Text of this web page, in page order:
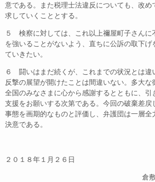
意である。また税理士法違反についても、改め
求していくこととする。
５ 検察に対しては、これ以上禰屋町子さんに
を強いることがないよう、直ちに公訴の取下げ
ていきたい。
６ 闘いはまだ続くが、これまでの状況とは違
反撃の展望が開けたことは間違いない。多大な
全国のみなさまに心から感謝するとともに、引
支援をお願いする次第である。今回の破棄差戻
事態を画期的なものと評価し、弁護団は一層全
決意である。
２０１８年１月２６日
倉敷民商弾